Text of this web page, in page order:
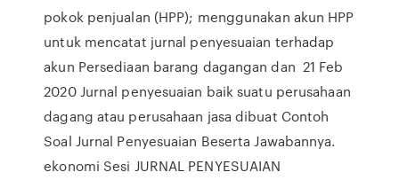
pokok penjualan (HPP); menggunakan akun HPP
untuk mencatat jurnal penyesuaian terhadap
akun Persediaan barang dagangan dan 21 Feb
2020 Jurnal penyesuaian baik suatu perusahaan
dagang atau perusahaan jasa dibuat Contoh
Soal Jurnal Penyesuaian Beserta Jawabannya.
ekonomi Sesi JURNAL PENYESUAIAN